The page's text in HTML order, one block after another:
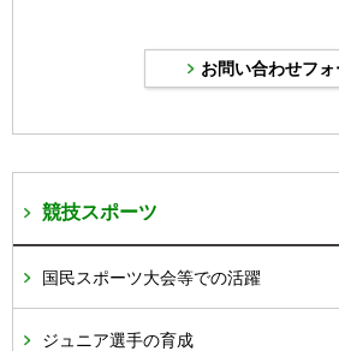
競技スポーツ
国民スポーツ大会等での活躍
ジュニア選手の育成